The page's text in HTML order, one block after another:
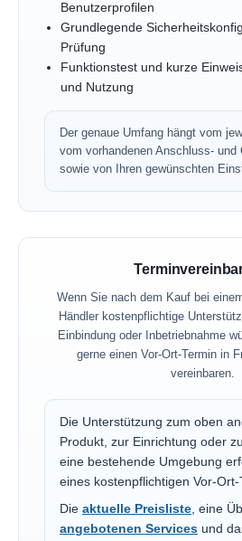
Benutzerprofilen
Grundlegende
Prüfung
Funktionstest und kurze
und Nutzung
Der genaue Umfang hängt vom
vom vorhandenen Anschluss- und
sowie von Ihren gewünschten
Wenn Sie nach dem Kauf bei
Händler kostenpflichtige
Einbindung oder Inbetriebnahme
gerne einen Vor-Ort-Termin in
vereinbaren.
Die Unterstützung zum oben
Produkt, zur Einrichtung oder
eine bestehende Umgebung
eines kostenpflichtigen Vor-Ort-
Die aktuelle Preisliste, eine
angebotenen Services und